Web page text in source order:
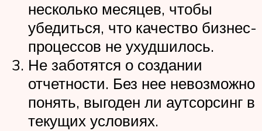
несколько месяцев, чтобы
убедиться, что качество бизнес-
процессов не ухудшилось.
Не заботятся о создании
отчетности. Без нее невозможно
понять, выгоден ли аутсорсинг в
текущих условиях.